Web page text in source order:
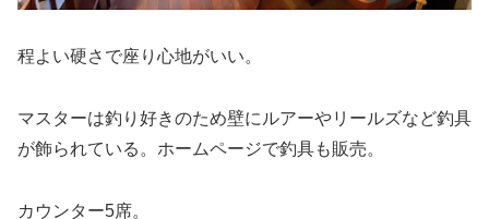
程よい硬さで座り心地がいい。
マスターは釣り好きのため壁にルアーやリールズなど釣具
が飾られている。ホームページで釣具も販売。
カウンター5席。